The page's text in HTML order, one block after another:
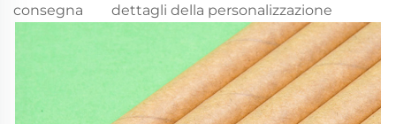
consegna
dettagli della personalizzazione